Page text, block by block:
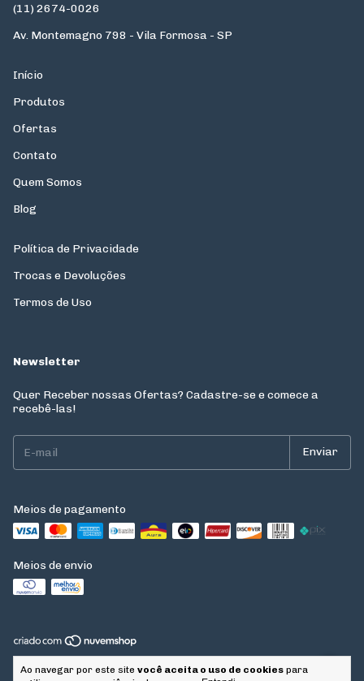
Ao navegar por este site você aceita o uso de cookies para
(11) 2674-0026
Av. Montemagno 798 - Vila Formosa - SP
Início
Produtos
Ofertas
Contato
Quem Somos
Blog
Política de Privacidade
Trocas e Devoluções
Termos de Uso
Newsletter
Quer Receber nossas Ofertas? Cadastre-se e comece a
recebê-las!
Meios de pagamento
Meios de envio
Copyright NATURAL AROMA COMERCIO DE PRODUTOS E SANEANTES
LTDA - 43911180000176 - 2026. Todos os direitos reservados.